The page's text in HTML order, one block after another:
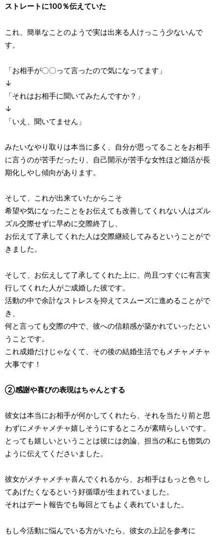
ストレートに100％伝えていた
これ、簡単なことのようで実は出来る人けっこう少ないんで
す。
「お相手が〇〇って言ったので気になってます」
↓
「それはお相手に聞いてみたんですか？」
↓
「いえ、聞いてません」
みたいなやり取りは本当に多く、自分が思ってることをお相手
に言うのが苦手だったり、自己開示が苦手な女性ほど婚活が長
期化しやし傾向があります。
そして、これが出来ていたからこそ
希望や気になったことをお伝えても改善してくれない人はズル
ズル交際せずに早めに交際終了し、
お伝えて了承してくれた人は交際継続してみるということがで
きました。
そして、お伝えして了承してくれた上に、尚且つすぐに有言実
行してくれた人がご成婚した彼です。
活動の中で余計なストレスを抑えてスムーズに進めることがで
き、
何と言っても交際の中で、彼への信頼感が築かれていったとい
うことです。
これ成婚だけじゃなくて、その後の結婚生活でもメチャメチャ
大事です！
②感謝や喜びの表現はちゃんとする
彼女は本当にお相手が何かしてくれたら、それを当たり前と思
わずにメチャメチャ嬉しそうにするところが素晴らしいです。
とっても嬉しいということは彼には勿論、担当の私にも惚気の
ように伝えてくださいました。
彼女がメチャメチャ喜んでくれるから、お相手はもっと色々し
てあげたくなるという好循環が生まれていました。
それはデート報告でも毎回とてもよく表れていました。
もし今活動に悩んでいる方がいたら、彼女の上記を参考に